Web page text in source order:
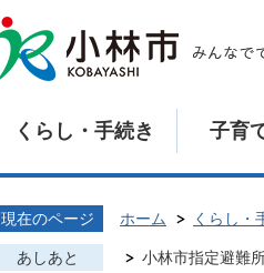
くらし・手続き 子育
現在のページ ホーム くらし・
あしあと 小林市指定避難